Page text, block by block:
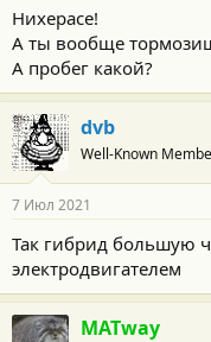
Нихерасе!
А ты вообще
А пробег какой?
dvb
Well-Known
7 Июл 2021
Так гибрид большую
электродвигателем
MATway